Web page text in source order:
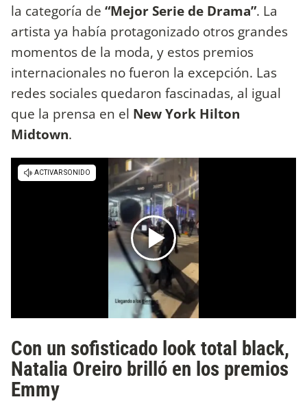
la categoría de “Mejor Serie de Drama”. La
artista ya había protagonizado otros grandes
momentos de la moda, y estos premios
internacionales no fueron la excepción. Las
redes sociales quedaron fascinadas, al igual
que la prensa en el New York Hilton
Midtown.
Con un sofisticado look total black,
Natalia Oreiro brilló en los premios
Emmy